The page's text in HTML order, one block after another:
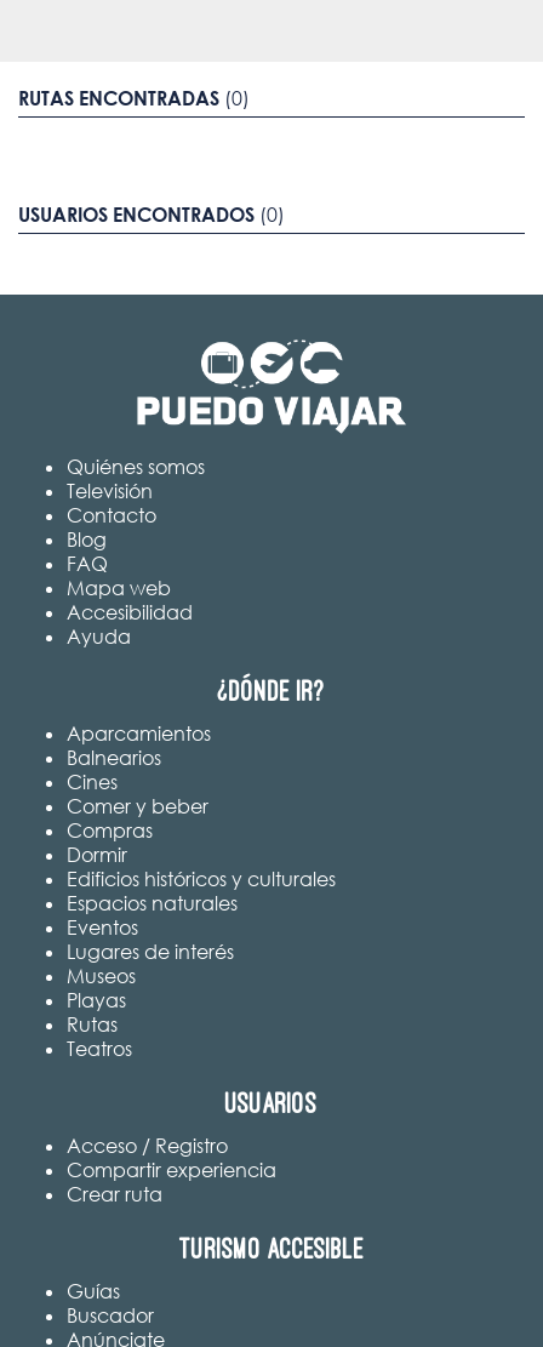
RUTAS ENCONTRADAS (0)
USUARIOS ENCONTRADOS (0)
Quiénes somos
Televisión
Contacto
Blog
FAQ
Mapa web
Accesibilidad
Ayuda
¿Dónde ir?
Aparcamientos
Balnearios
Cines
Comer y beber
Compras
Dormir
Edificios históricos y culturales
Espacios naturales
Eventos
Lugares de interés
Museos
Playas
Rutas
Teatros
Usuarios
Acceso / Registro
Compartir experiencia
Crear ruta
Turismo accesible
Guías
Buscador
Anúnciate